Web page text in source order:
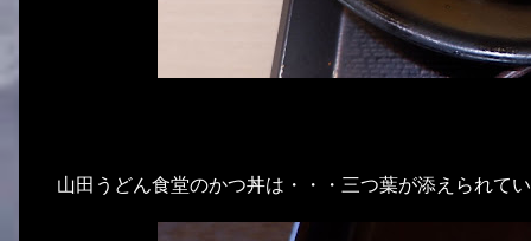
山田うどん食堂のかつ丼は・・・三つ葉が添えられて